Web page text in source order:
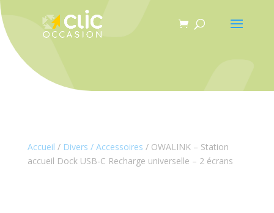
Accueil / Divers / Accessoires / OWALINK – Station
accueil Dock USB-C Recharge universelle – 2 écrans
Panneau de gestion des cookies